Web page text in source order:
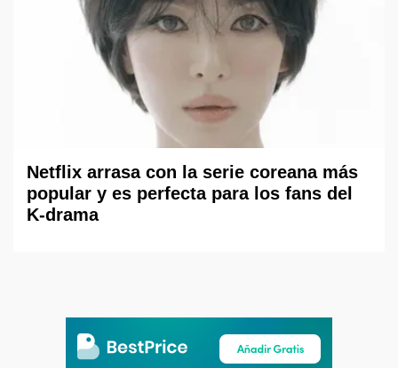
Netflix arrasa con la serie coreana más
popular y es perfecta para los fans del
K-drama